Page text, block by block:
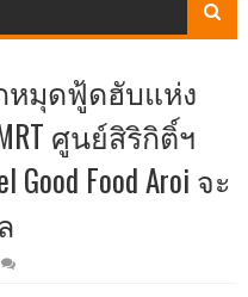
กหมุดฟู้ดฮับแห่ง
ศูนย์สิริกิติ์ฯ
Good Food Aroi จะ